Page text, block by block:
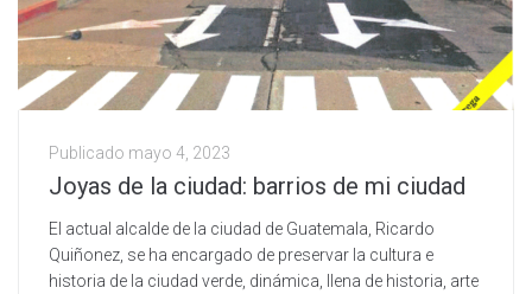
Publicado mayo 4, 2023
Joyas de la ciudad: barrios de mi ciudad
El actual alcalde de la ciudad de Guatemala, Ricardo
Quiñonez, se ha encargado de preservar la cultura e
historia de la ciudad verde, dinámica, llena de historia, arte